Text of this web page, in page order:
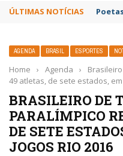
ÚLTIMAS NOTÍCIAS
AGENDA BRASIL ESPORTES
Home › Agenda ›
49 atletas, de sete estados,
BRASILEIRO DE
PARALÍMPICO
DE SETE
JOGOS RIO 2016